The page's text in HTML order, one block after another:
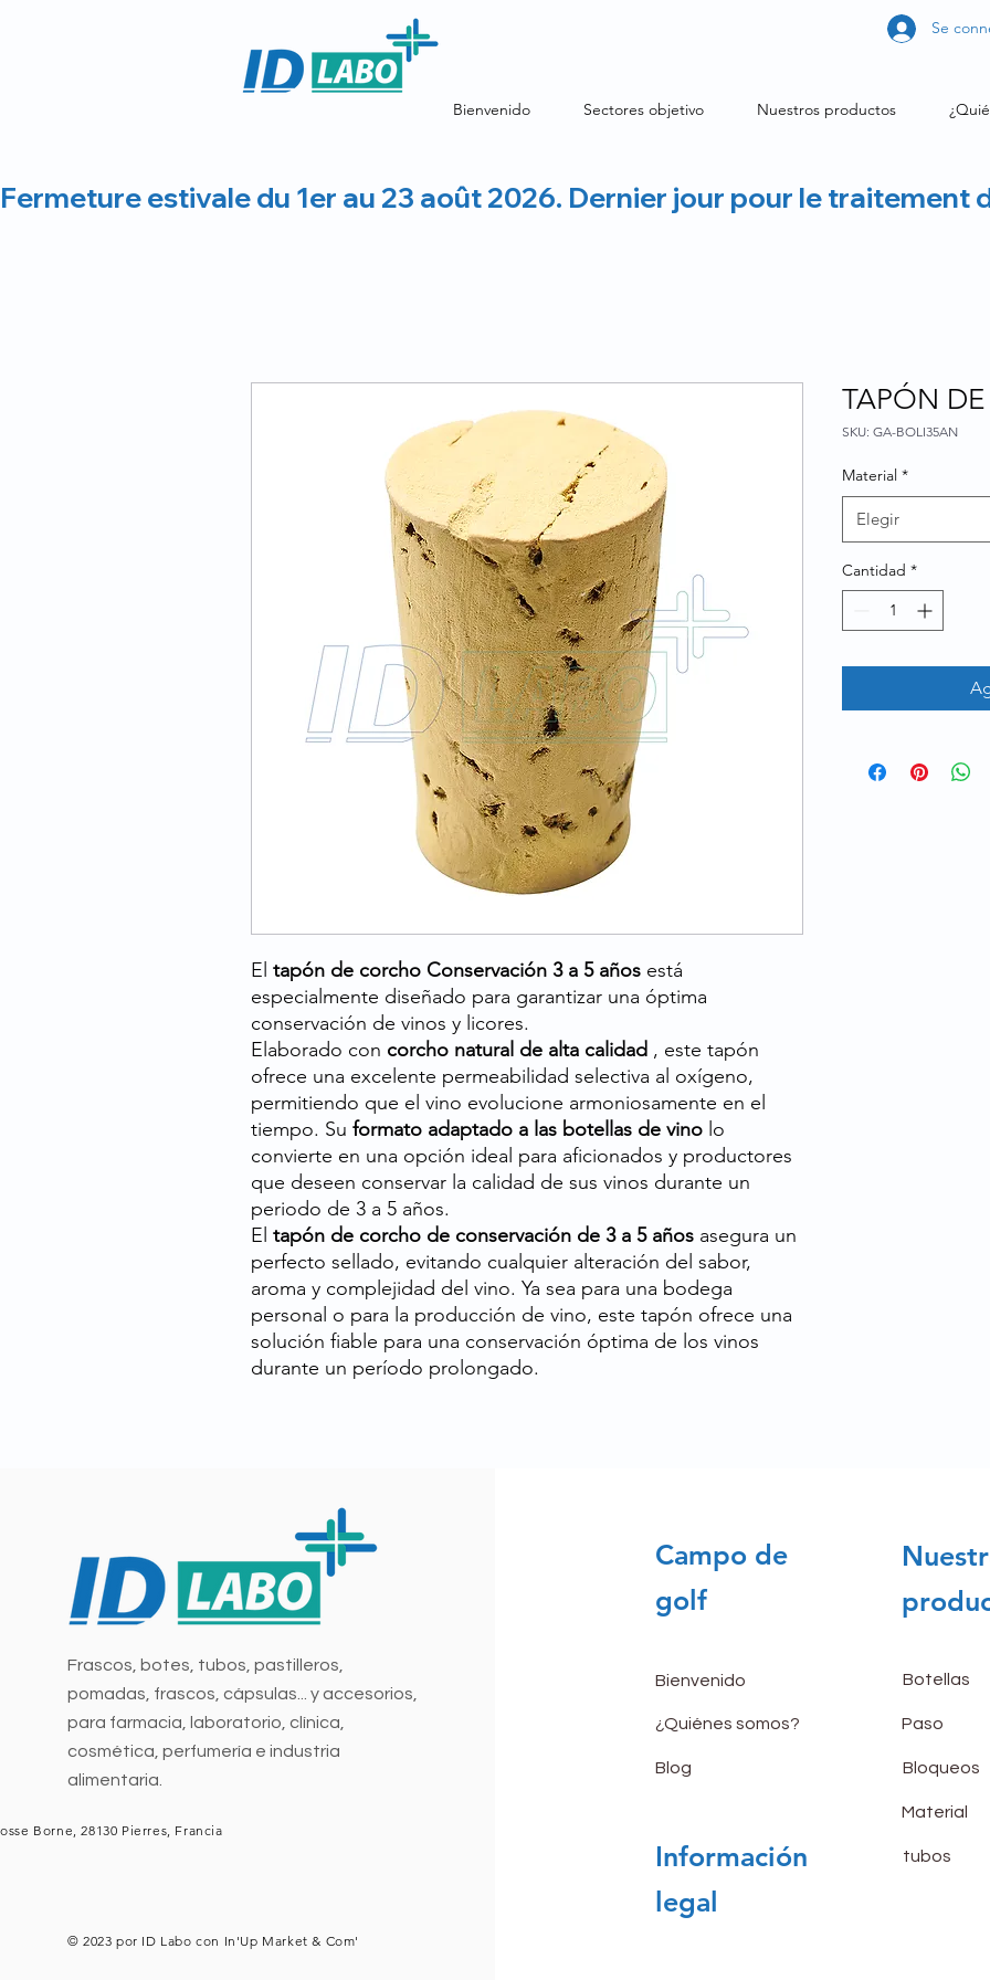
Se
Bienvenido Sectores objetivo Nuestros productos
Fermeture estivale du 1er au 23 août 2026. Dernier jour pour le traitement
El tapón de corcho Conservación 3 a 5 años está
especialmente diseñado para garantizar una óptima
conservación de vinos y licores.
Elaborado con corcho natural de alta calidad , este tapón
ofrece una excelente permeabilidad selectiva al oxígeno,
permitiendo que el vino evolucione armoniosamente en el
tiempo. Su formato adaptado a las botellas de vino lo
convierte en una opción ideal para aficionados y productores
que deseen conservar la calidad de sus vinos durante un
periodo de 3 a 5 años.
El tapón de corcho de conservación de 3 a 5 años asegura un
perfecto sellado, evitando cualquier alteración del sabor,
aroma y complejidad del vino. Ya sea para una bodega
personal o para la producción de vino, este tapón ofrece una
solución fiable para una conservación óptima de los vinos
durante un período prolongado.
TAPÓN
SKU: GA-BOLI35AN
Material *
Elegir
Cantidad *
Frascos, botes, tubos, pastilleros,
pomadas, frascos, cápsulas... y accesorios,
para farmacia, laboratorio, clínica,
cosmética, perfumería e industria
alimentaria.
© 2023 por ID Labo con In'Up Market & Com'
Campo de
golf
Bienvenido
¿Quiénes somos?
Blog
Información
legal
Botellas
Paso
Bloqueos
Material
tubos
Borne, 28130 Pierres, Francia